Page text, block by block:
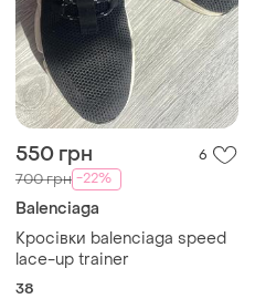
550 грн 6
700 грн -22%
Balenciaga
Кросівки balenciaga speed
lace-up trainer
38